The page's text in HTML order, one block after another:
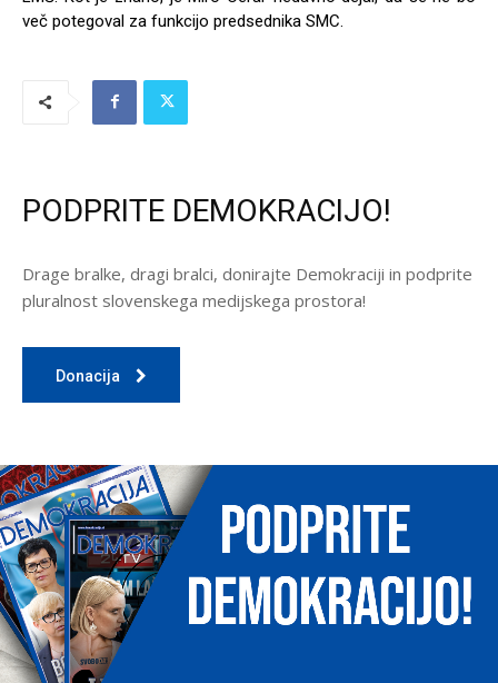
več potegoval za funkcijo predsednika SMC.
PODPRITE DEMOKRACIJO!
Drage bralke, dragi bralci, donirajte Demokraciji in podprite
pluralnost slovenskega medijskega prostora!
Donacija